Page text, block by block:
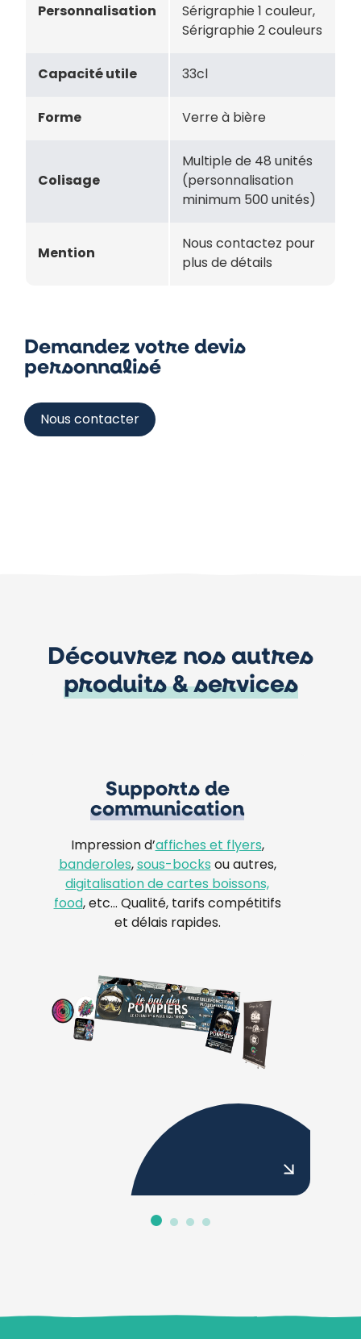
Personnalisation
Sérigraphie 1 couleur,
Sérigraphie 2 couleurs
Capacité utile 33cl
Forme Verre à bière
Colisage
Multiple de 48 unités
(personnalisation
minimum 500 unités)
Mention
Nous contactez pour
plus de détails
Demandez votre devis
personnalisé
Nous contacter
Découvrez nos autres
produits & services
Supports de
communication
Impression d’affiches et flyers,
banderoles, sous-bocks ou autres,
digitalisation de cartes boissons,
food, etc… Qualité, tarifs compétitifs
et délais rapides.